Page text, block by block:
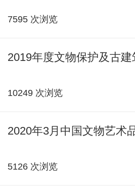
7595 次浏览
2019年度文物保护及古
10249 次浏览
2020年3月中国文物艺术
5126 次浏览